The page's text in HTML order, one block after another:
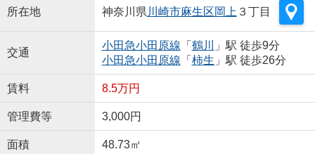
所在地 神奈川県 川崎市麻生区岡上 ３丁目
交通
小田急小田原線 「 鶴川
」駅 徒歩9分
小田急小田原線 「 柿生 」駅 徒歩26分
賃料 8.5万円
管理費等 3,000円
面積 48.73㎡